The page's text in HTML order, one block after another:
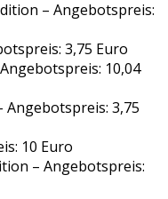
– Angebotspreis:
3,75 Euro
10,04
Angebotspreis: 3,75
10 Euro
– Angebotspreis: